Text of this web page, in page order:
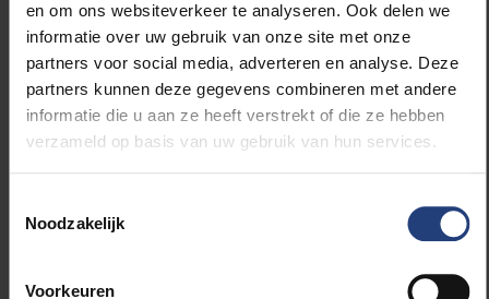
en om ons websiteverkeer te analyseren. Ook delen we
informatie over uw gebruik van onze site met onze
partners voor social media, adverteren en analyse. Deze
partners kunnen deze gegevens combineren met andere
informatie die u aan ze heeft verstrekt of die ze hebben
verzameld op basis van uw gebruik van hun services.
Noodzakelijk
Voorkeuren
Het bezoek onderstreept de groeiende
maatschappelijke en wetenschappelijke relevantie
van B-PHOT als onderzoeksgroep, actief op het
kruispunt van geavanceerde fotonica, grote
Europese onderzoeksinfrastructuren en
wetenschapseducatie voor de volgende generatie.
De volledige reportage van het koninklijk bezoek aan
de VUB Photonics Campus in Pajottegem is te